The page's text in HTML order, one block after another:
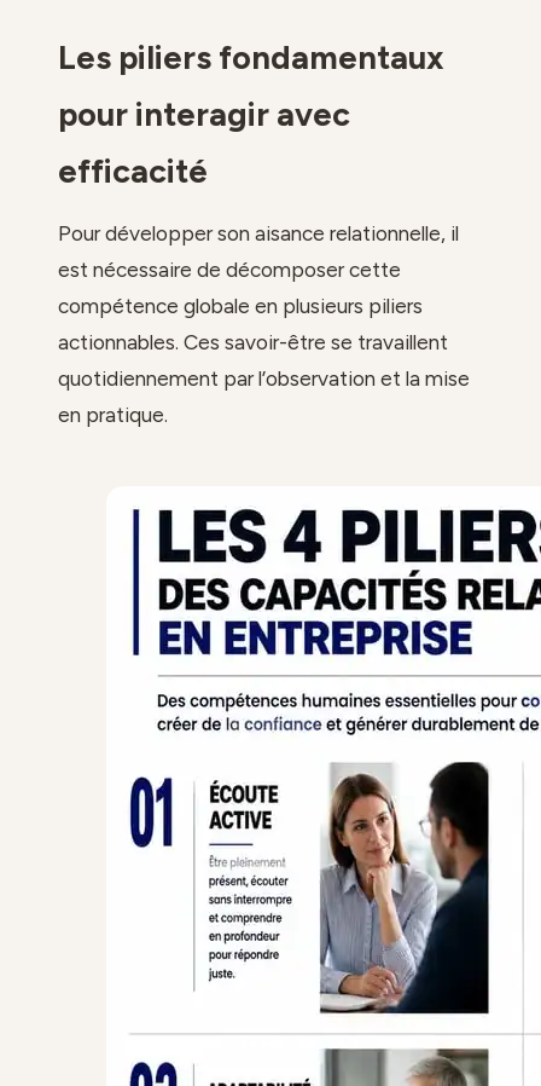
Les piliers fondamentaux
pour interagir avec
efficacité
Pour développer son aisance relationnelle, il
est nécessaire de décomposer cette
compétence globale en plusieurs piliers
actionnables. Ces savoir-être se travaillent
quotidiennement par l’observation et la mise
en pratique.